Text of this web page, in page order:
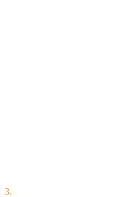
3.